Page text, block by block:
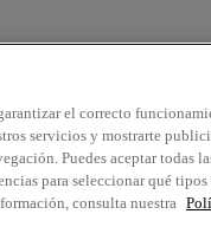
el correcto
servicios y mostrarte
Puedes aceptar todas
para seleccionar qué tipos
consulta nuestra